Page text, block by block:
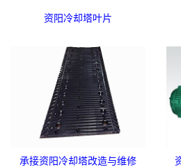
资阳冷却塔叶片
承接资阳冷却塔改造与维修